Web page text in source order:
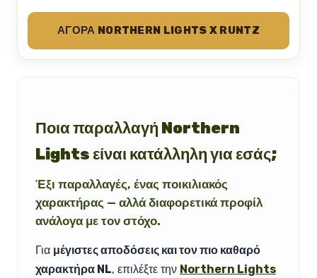
ΑΓΟΡΆ NORTHERN LIGHTS X RUNTZ
Ποια παραλλαγή Northern
Lights είναι κατάλληλη για εσάς;
Έξι παραλλαγές, ένας ποικιλιακός
χαρακτήρας — αλλά διαφορετικά προφίλ
ανάλογα με τον στόχο.
Για μέγιστες αποδόσεις και τον πιο καθαρό
χαρακτήρα NL, επιλέξτε την Northern Lights